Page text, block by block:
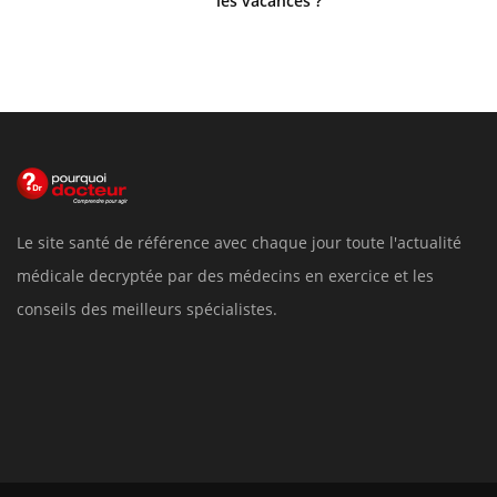
Le site santé de référence avec chaque jour toute l'actualité
médicale decryptée par des médecins en exercice et les
conseils des meilleurs spécialistes.